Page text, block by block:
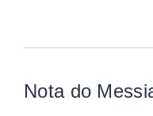
Nota do